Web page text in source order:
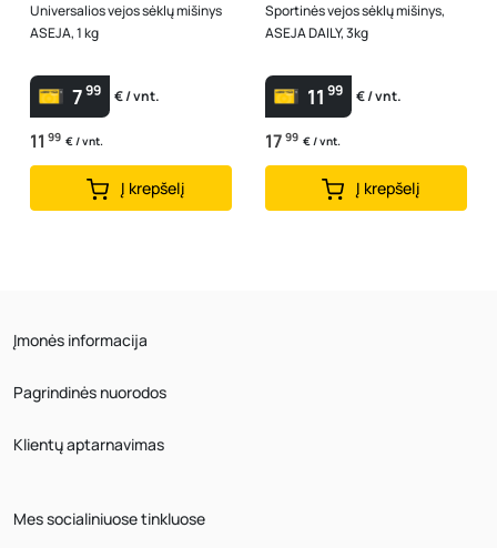
Universalios vejos sėklų mišinys
ASEJA, 1 kg
799 € / vnt.
11 99 € / vnt.
Į krepšelį
Sportinės vejos sėklų mišinys,
ASEJA DAILY, 3kg
11 99 € / vnt.
17 99 € / vnt.
Į krepšelį
Įmonės informacija
Pagrindinės nuorodos
Klientų aptarnavimas
Mes socialiniuose tinkluose